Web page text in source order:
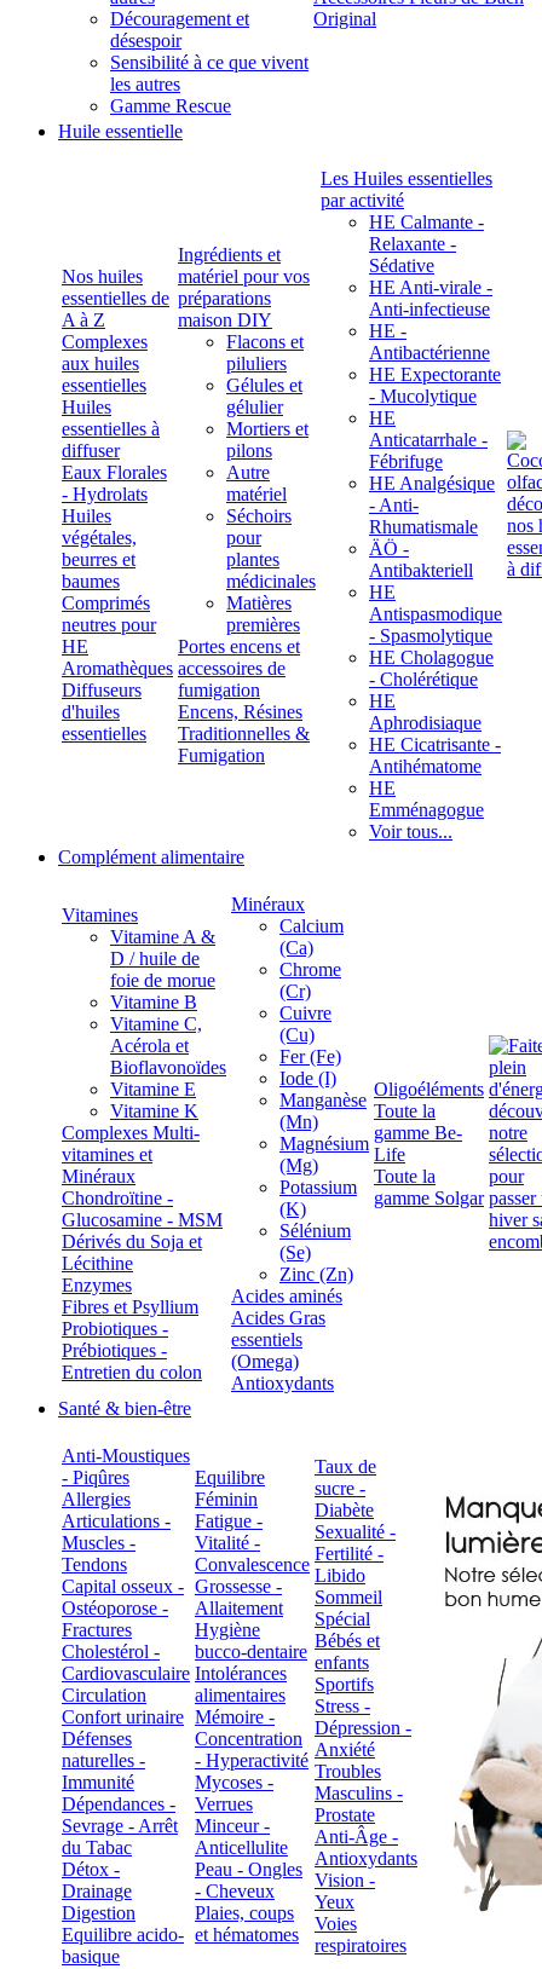
Découragement et
désespoir
Sensibilité à ce que vivent
les autres
Gamme Rescue
Original
Huile essentielle
Nos huiles
essentielles de
A à Z
Complexes
aux huiles
essentielles
Huiles
essentielles à
diffuser
Eaux Florales
- Hydrolats
Huiles
végétales,
beurres et
baumes
Comprimés
neutres pour
HE
Aromathèques
Diffuseurs
d'huiles
essentielles
Ingrédients et
matériel pour vos
préparations
maison DIY
Flacons et
piluliers
Gélules et
gélulier
Mortiers et
pilons
Autre
matériel
Séchoirs
pour
plantes
médicinales
Matières
premières
Portes encens et
accessoires de
fumigation
Encens, Résines
Traditionnelles &
Fumigation
Les Huiles essentielles
par activité
HE Calmante -
Relaxante -
Sédative
HE Anti-virale -
Anti-infectieuse
HE -
Antibactérienne
HE Expectorante
- Mucolytique
HE
Anticatarrhale -
Fébrifuge
HE Analgésique
- Anti-
Rhumatismale
ÄÖ -
Antibakteriell
HE
Antispasmodique
- Spasmolytique
HE Cholagogue
- Cholérétique
HE
Aphrodisiaque
HE Cicatrisante -
Antihématome
HE
Emménagogue
Voir tous...
Complément alimentaire
Vitamines
Vitamine A &
D / huile de
foie de morue
Vitamine B
Vitamine C,
Acérola et
Bioflavonoïdes
Vitamine E
Vitamine K
Complexes Multi-
vitamines et
Minéraux
Chondroïtine -
Glucosamine - MSM
Dérivés du Soja et
Lécithine
Enzymes
Fibres et Psyllium
Probiotiques -
Prébiotiques -
Entretien du colon
Minéraux
Calcium
(Ca)
Chrome
(Cr)
Cuivre
(Cu)
Fer (Fe)
Iode (I)
Manganèse
(Mn)
Magnésium
(Mg)
Potassium
(K)
Sélénium
(Se)
Zinc (Zn)
Acides aminés
Acides Gras
essentiels
(Omega)
Antioxydants
Oligoéléments
Toute la
gamme Be-
Life
Toute la
gamme Solgar
Santé & bien-être
Anti-Moustiques
- Piqûres
Allergies
Articulations -
Muscles -
Tendons
Capital osseux -
Ostéoporose -
Fractures
Cholestérol -
Cardiovasculaire
Circulation
Confort urinaire
Défenses
naturelles -
Immunité
Dépendances -
Sevrage - Arrêt
du Tabac
Détox -
Drainage
Digestion
Equilibre acido-
basique
Equilibre
Féminin
Fatigue -
Vitalité -
Convalescence
Grossesse -
Allaitement
Hygiène
bucco-dentaire
Intolérances
alimentaires
Mémoire -
Concentration
- Hyperactivité
Mycoses -
Verrues
Minceur -
Anticellulite
Peau - Ongles
- Cheveux
Plaies, coups
et hématomes
Taux de
sucre -
Diabète
Sexualité -
Fertilité -
Libido
Sommeil
Spécial
Bébés et
enfants
Sportifs
Stress -
Dépression -
Anxiété
Troubles
Masculins -
Prostate
Anti-Âge -
Antioxydants
Vision -
Yeux
Voies
respiratoires